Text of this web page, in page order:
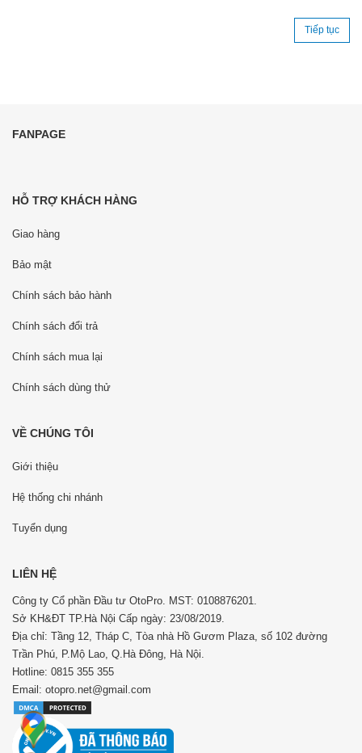
Tiếp tục
FANPAGE
HỖ TRỢ KHÁCH HÀNG
Giao hàng
Bảo mật
Chính sách bảo hành
Chính sách đổi trả
Chính sách mua lại
Chính sách dùng thử
VỀ CHÚNG TÔI
Giới thiệu
Hệ thống chi nhánh
Tuyển dụng
LIÊN HỆ
Công ty Cổ phần Đầu tư OtoPro. MST: 0108876201.
Sở KH&ĐT TP.Hà Nội Cấp ngày: 23/08/2019.
Địa chỉ: Tầng 12, Tháp C, Tòa nhà Hồ Gươm Plaza, số 102 đường
Trần Phú, P.Mộ Lao, Q.Hà Đông, Hà Nội.
Hotline: 0815 355 355
Email: otopro.net@gmail.com